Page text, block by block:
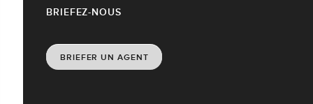
BRIEFEZ-NOUS
BRIEFER UN AGENT